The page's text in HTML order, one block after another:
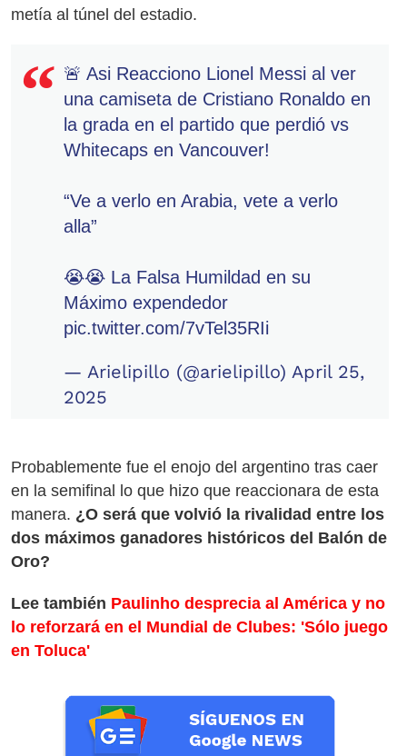
metía al túnel del estadio.
🚨 Asi Reacciono Lionel Messi al ver
una camiseta de Cristiano Ronaldo en
la grada en el partido que perdió vs
Whitecaps en Vancouver!
“Ve a verlo en Arabia, vete a verlo
alla”
😭😭 La Falsa Humildad en su
Máximo expendedor
pic.twitter.com/7vTel35RIi
— Arielipillo (@arielipillo) April 25,
2025
Probablemente fue el enojo del argentino tras caer
en la semifinal lo que hizo que reaccionara de esta
manera. ¿O será que volvió la rivalidad entre los
dos máximos ganadores históricos del Balón de
Oro?
Lee también Paulinho desprecia al América y no
lo reforzará en el Mundial de Clubes: 'Sólo juego
en Toluca'